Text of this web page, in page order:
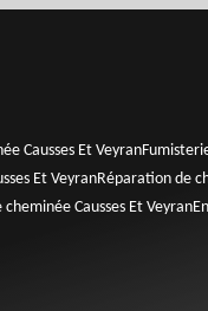
Causses Et Veyran
Et VeyranRéparation de
cheminée Causses Et Veyran